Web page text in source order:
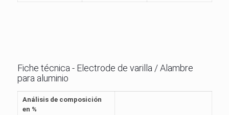
Fiche técnica - Electrode de varilla / Alambre
para aluminio
Análisis de composición
en %